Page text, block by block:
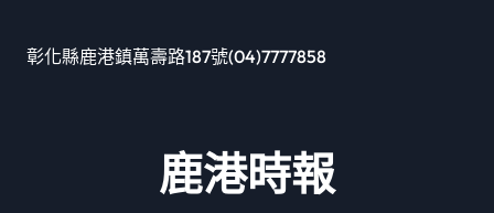
彰化縣鹿港鎮萬壽路187號(04)7777858
鹿港時報